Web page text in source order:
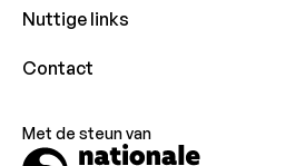
Nuttige links
Contact
Met de steun van